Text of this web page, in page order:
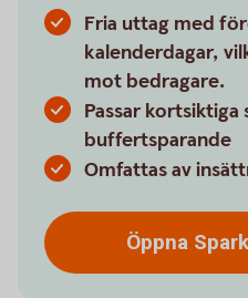
Fria uttag med
kalenderdagar,
mot bedragare.
Passar kortsiktiga
buffertsparande
Omfattas av
Öppna